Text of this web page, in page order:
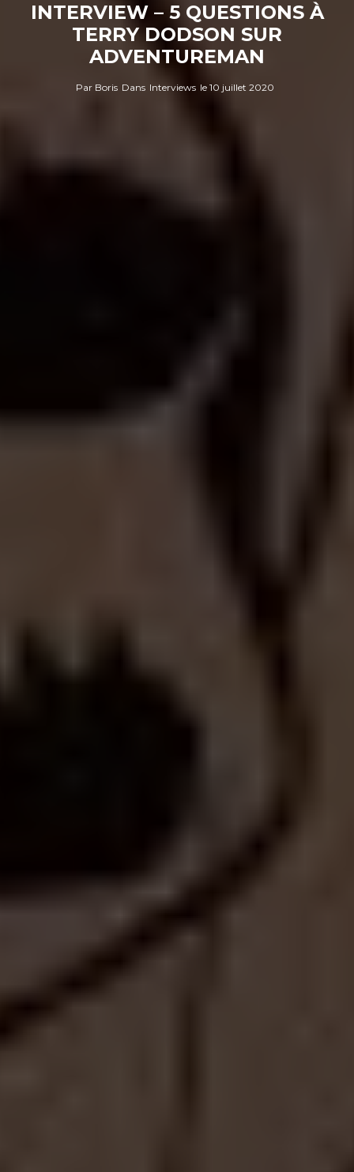
INTERVIEW – 5 QUESTIONS À
TERRY DODSON SUR
ADVENTUREMAN
Par Boris Dans Interviews le 10 juillet 2020